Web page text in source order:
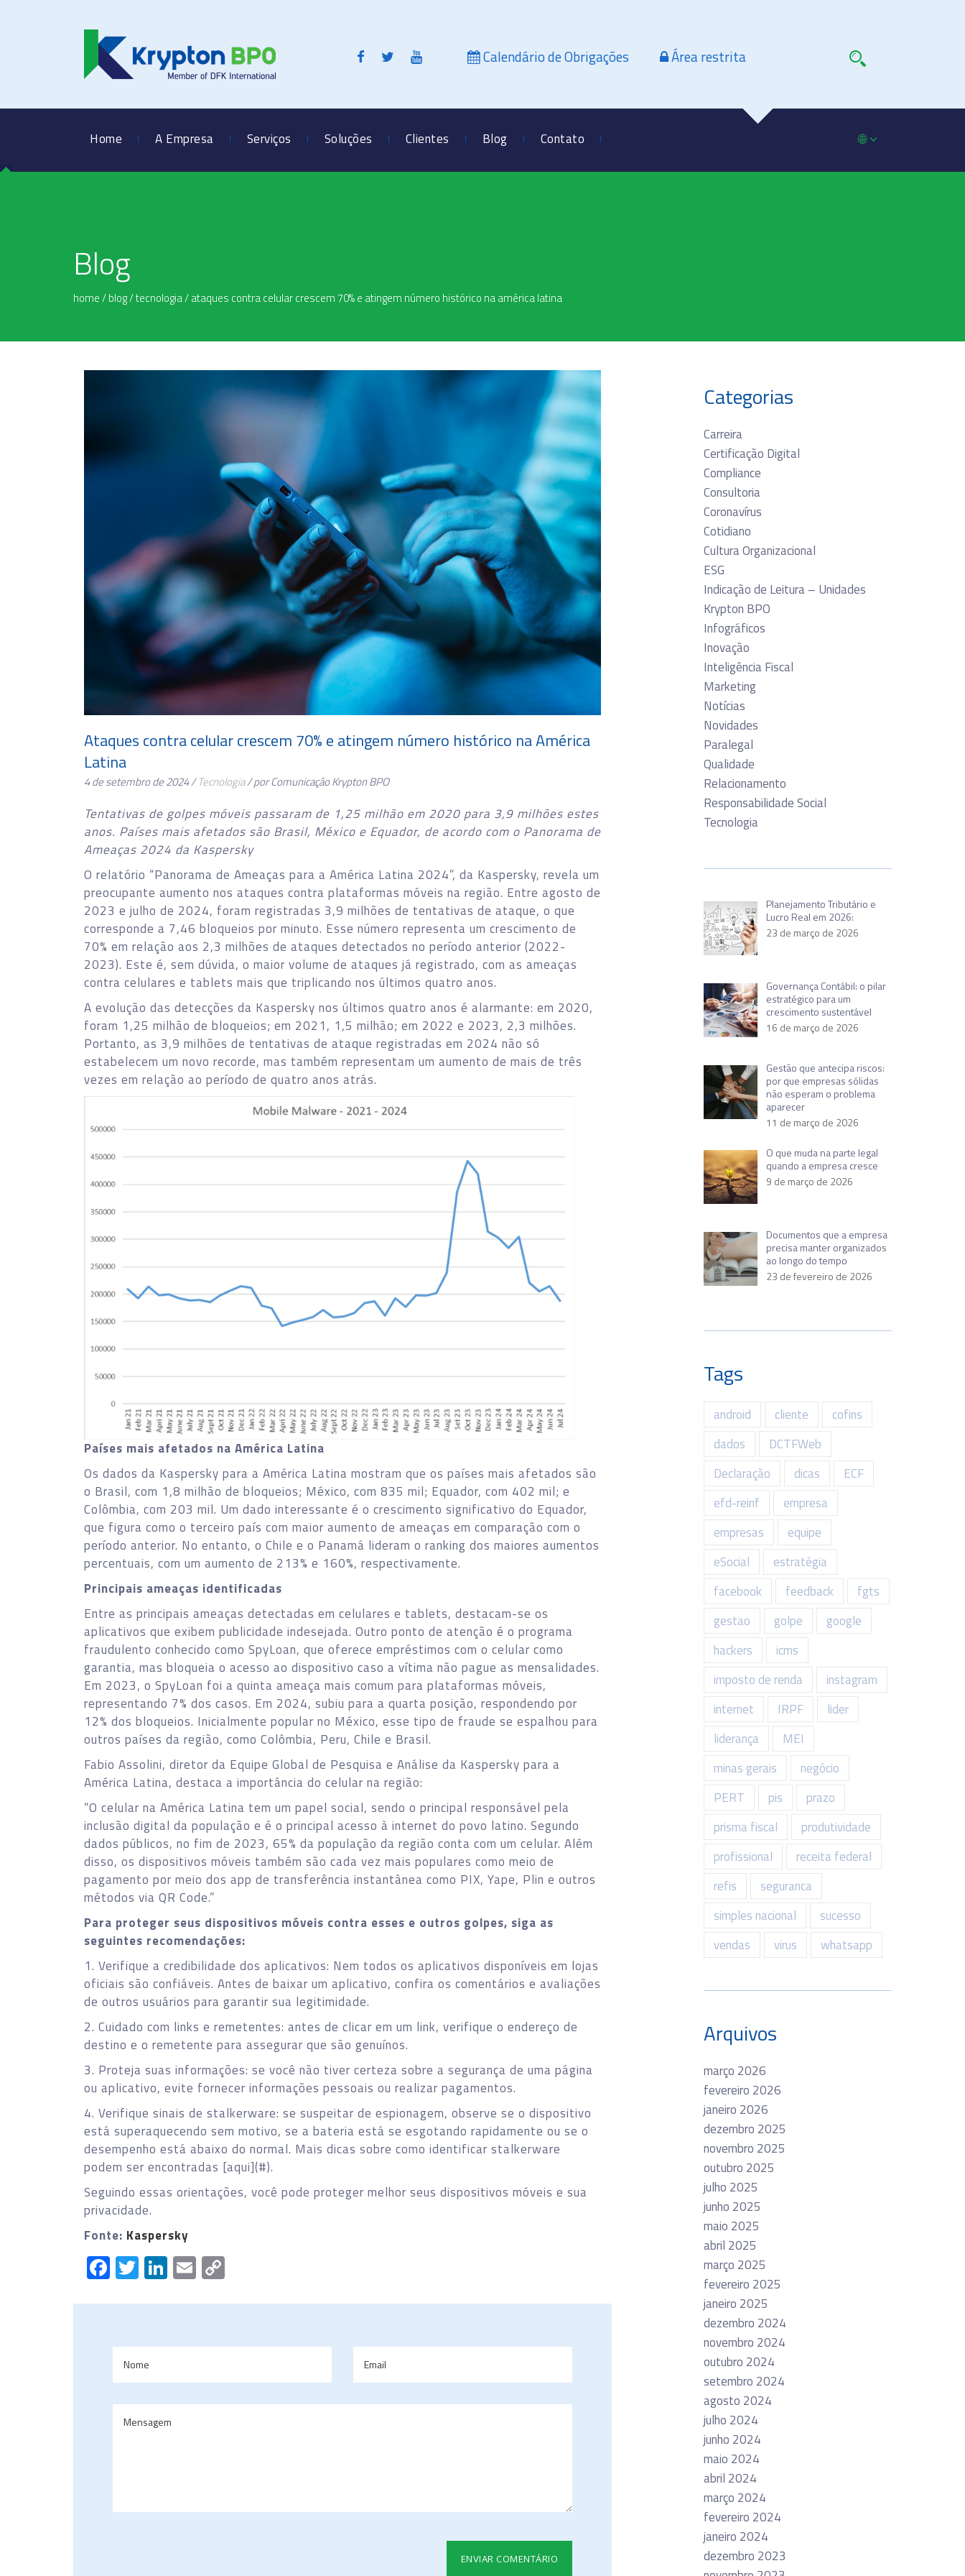
Calendário de Obrigações Área restrita
Home A Empresa Serviços Soluções Clientes Blog Contato 🌐
Blog
home/blog/tecnologia/ataques contra celular crescem 70% e atingem número histórico na américa latina
Ataques contra celular crescem 70% e atingem número histórico na América
Latina
4 de setembro de 2024 /Tecnologia/ por Comunicação Krypton BPO
Tentativas de golpes móveis passaram de 1,25 milhão em 2020 para 3,9 milhões estes
anos. Países mais afetados são Brasil, México e Equador, de acordo com o Panorama de
Ameaças 2024 da Kaspersky
O relatório “Panorama de Ameaças para a América Latina 2024”, da Kaspersky, revela um
preocupante aumento nos ataques contra plataformas móveis na região. Entre agosto de
2023 e julho de 2024, foram registradas 3,9 milhões de tentativas de ataque, o que
corresponde a 7,46 bloqueios por minuto. Esse número representa um crescimento de
70% em relação aos 2,3 milhões de ataques detectados no período anterior (2022-
2023). Este é, sem dúvida, o maior volume de ataques já registrado, com as ameaças
contra celulares e tablets mais que triplicando nos últimos quatro anos.
A evolução das detecções da Kaspersky nos últimos quatro anos é alarmante: em 2020,
foram 1,25 milhão de bloqueios; em 2021, 1,5 milhão; em 2022 e 2023, 2,3 milhões.
Portanto, as 3,9 milhões de tentativas de ataque registradas em 2024 não só
estabelecem um novo recorde, mas também representam um aumento de mais de três
vezes em relação ao período de quatro anos atrás.
Países mais afetados na América Latina
Os dados da Kaspersky para a América Latina mostram que os países mais afetados são
o Brasil, com 1,8 milhão de bloqueios; México, com 835 mil; Equador, com 402 mil; e
Colômbia, com 203 mil. Um dado interessante é o crescimento significativo do Equador,
que figura como o terceiro país com maior aumento de ameaças em comparação com o
período anterior. No entanto, o Chile e o Panamá lideram o ranking dos maiores aumentos
percentuais, com um aumento de 213% e 160%, respectivamente.
Principais ameaças identificadas
Entre as principais ameaças detectadas em celulares e tablets, destacam-se os
aplicativos que exibem publicidade indesejada. Outro ponto de atenção é o programa
fraudulento conhecido como SpyLoan, que oferece empréstimos com o celular como
garantia, mas bloqueia o acesso ao dispositivo caso a vítima não pague as mensalidades.
Em 2023, o SpyLoan foi a quinta ameaça mais comum para plataformas móveis,
representando 7% dos casos. Em 2024, subiu para a quarta posição, respondendo por
12% dos bloqueios. Inicialmente popular no México, esse tipo de fraude se espalhou para
outros países da região, como Colômbia, Peru, Chile e Brasil.
Fabio Assolini, diretor da Equipe Global de Pesquisa e Análise da Kaspersky para a
América Latina, destaca a importância do celular na região:
“O celular na América Latina tem um papel social, sendo o principal responsável pela
inclusão digital da população e é o principal acesso à internet do povo latino. Segundo
dados públicos, no fim de 2023, 65% da população da região conta com um celular. Além
disso, os dispositivos móveis também são cada vez mais populares como meio de
pagamento por meio dos app de transferência instantânea como PIX, Yape, Plin e outros
métodos via QR Code.”
Para proteger seus dispositivos móveis contra esses e outros golpes, siga as
seguintes recomendações:
1. Verifique a credibilidade dos aplicativos: Nem todos os aplicativos disponíveis em lojas
oficiais são confiáveis. Antes de baixar um aplicativo, confira os comentários e avaliações
de outros usuários para garantir sua legitimidade.
2. Cuidado com links e remetentes: antes de clicar em um link, verifique o endereço de
destino e o remetente para assegurar que são genuínos.
3. Proteja suas informações: se você não tiver certeza sobre a segurança de uma página
ou aplicativo, evite fornecer informações pessoais ou realizar pagamentos.
4. Verifique sinais de stalkerware: se suspeitar de espionagem, observe se o dispositivo
está superaquecendo sem motivo, se a bateria está se esgotando rapidamente ou se o
desempenho está abaixo do normal. Mais dicas sobre como identificar stalkerware
podem ser encontradas [aqui](#).
Seguindo essas orientações, você pode proteger melhor seus dispositivos móveis e sua
privacidade.
Fonte: Kaspersky
Facebook
Twitter
LinkedIn
Email
Categorias
Carreira
Certificação Digital
Compliance
Consultoria
Coronavírus
Cotidiano
Cultura Organizacional
ESG
Indicação de Leitura – Unidades
Krypton BPO
Infográficos
Inovação
Inteligência Fiscal
Marketing
Notícias
Novidades
Paralegal
Qualidade
Relacionamento
Responsabilidade Social
Tecnologia
Planejamento Tributário e
Lucro Real em 2026:
23 de março de 2026
Governança Contábil: o pilar
estratégico para um
crescimento sustentável
16 de março de 2026
Gestão que antecipa riscos:
por que empresas sólidas
não esperam o problema
aparecer
11 de março de 2026
O que muda na parte legal
quando a empresa cresce
9 de março de 2026
Documentos que a empresa
precisa manter organizados
ao longo do tempo
23 de fevereiro de 2026
Tags
android cliente
cofins
dados
DCTFWeb
Declaração
dicas
ECF
efd-reinf
empresa
empresas
equipe
eSocial
estratégia
facebook
feedback
fgts
gestao
golpe
google
hackers
icms
imposto de renda
instagram
internet
IRPF
lider
liderança
MEI
minas gerais
negócio
PERT
pis
prazo
prisma fiscal
produtividade
profissional
receita federal
refis
seguranca
simples nacional
sucesso
vendas
virus whatsapp
Arquivos
março 2026
fevereiro 2026
janeiro 2026
dezembro 2025
novembro 2025
outubro 2025
julho 2025
junho 2025
maio 2025
abril 2025
março 2025
fevereiro 2025
janeiro 2025
dezembro 2024
novembro 2024
outubro 2024
setembro 2024
agosto 2024
julho 2024
junho 2024
maio 2024
abril 2024
março 2024
fevereiro 2024
janeiro 2024
dezembro 2023